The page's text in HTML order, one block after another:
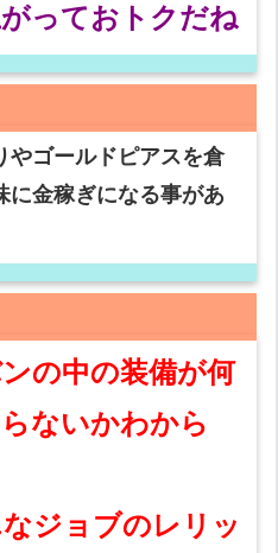
っておトクだね
やゴールドピアスを倉
に金稼ぎになる事があ
の中の装備が何
ないかわから
ジョブのレリッ